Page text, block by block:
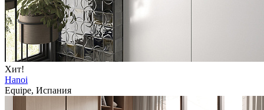
Хит!
Hanoi
Equipe, Испания